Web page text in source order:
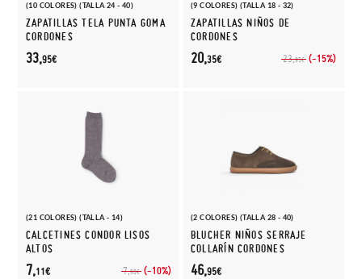
(10 COLORES) (TALLA 24 - 40)
ZAPATILLAS TELA PUNTA GOMA
CORDONES
33,95€
(9 COLORES) (TALLA 18 - 32)
ZAPATILLAS NIÑOS DE
CORDONES
23,95€ (-15%)
20,35€
(21 COLORES) (TALLA - 14)
CALCETINES CONDOR LISOS
ALTOS
7,90€ (-10%)
7,11€
(2 COLORES) (TALLA 28 - 40)
BLUCHER NIÑOS SERRAJE
COLLARÍN CORDONES
46,95€